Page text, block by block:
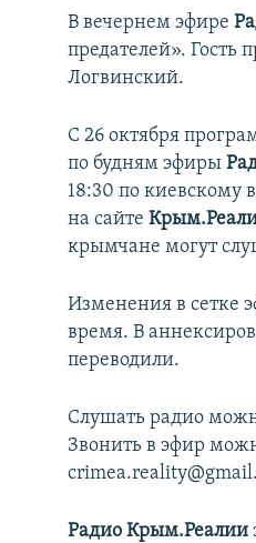
В вечернем эфире
предателей».
Логвинский.
С 26 октября
по будням эфиры
18:30 по киевскому
на сайте
крымчане могут
Изменения в сетке
время. В
переводили.
Слушать радио
Звонить в эфир
Радио Крым.Реалии